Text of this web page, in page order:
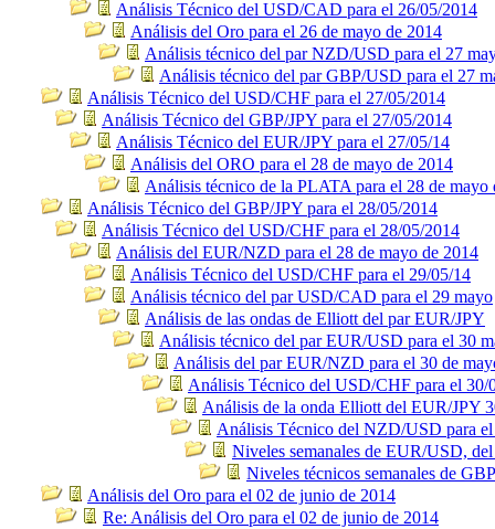
Análisis Técnico del USD/CAD para el 26/05/2014
Análisis del Oro para el 26 de mayo de 2014
Análisis técnico del par NZD/USD para el 27
Análisis técnico del par GBP/USD para el 27
Análisis Técnico del USD/CHF para el 27/05/2014
Análisis Técnico del GBP/JPY para el 27/05/2014
Análisis Técnico del EUR/JPY para el 27/05/14
Análisis del ORO para el 28 de mayo de 2014
Análisis técnico de la PLATA para el 28 de mayo
Análisis Técnico del GBP/JPY para el 28/05/2014
Análisis Técnico del USD/CHF para el 28/05/2014
Análisis del EUR/NZD para el 28 de mayo de 2014
Análisis Técnico del USD/CHF para el 29/05/14
Análisis técnico del par USD/CAD para el 29 mayo
Análisis de las ondas de Elliott del par EUR/JPY
Análisis técnico del par EUR/USD para el 30
Análisis del par EUR/NZD para el 30 de
Análisis Técnico del USD/CHF para el 30/
Análisis de la onda Elliott del EUR/JPY
Análisis Técnico del NZD/USD para
Niveles semanales de EUR/USD,
Niveles técnicos semanales de
Análisis del Oro para el 02 de junio de 2014
Re: Análisis del Oro para el 02 de junio de 2014